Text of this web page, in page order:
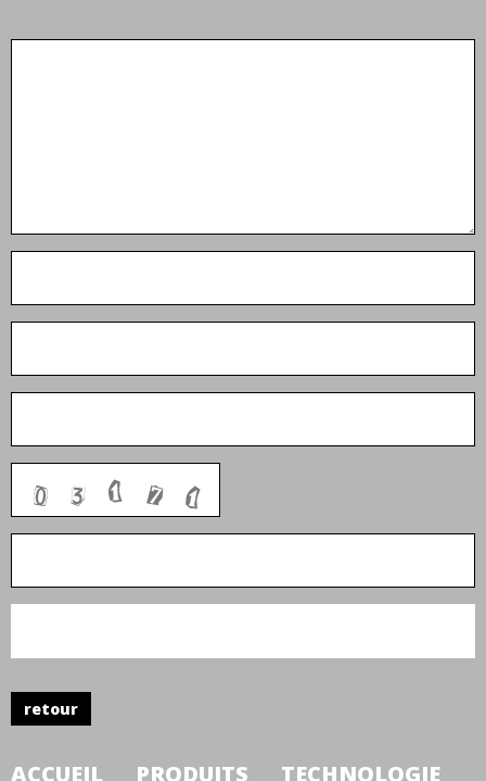
retour
ACCUEIL PRODUITS TECHNOLOGIE